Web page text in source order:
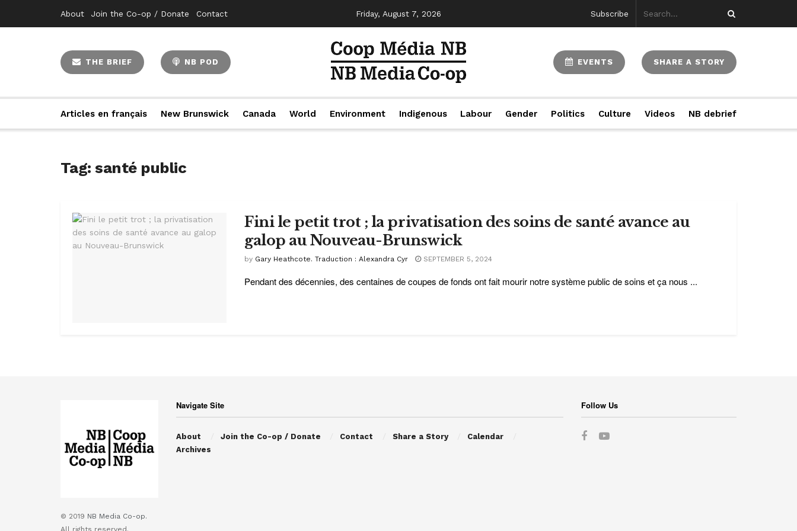
About Join the Co-op / Donate Contact Friday, August 7, 2026 Subscribe
THE BRIEF NB POD EVENTS SHARE A STORY
Articles en français New Brunswick Canada World Environment Indigenous Labour Gender Politics Culture Videos NB debrief
Tag:santé public
Fini le petit trot ; la privatisation des soins de santé avance au
galop au Nouveau-Brunswick
by Gary Heathcote. Traduction : Alexandra Cyr SEPTEMBER 5, 2024
Pendant des décennies, des centaines de coupes de fonds ont fait mourir notre système public de soins et ça nous ...
© 2019 NB Media Co-op.
All rights reserved.
Navigate Site
About Join the Co-op / Donate Contact Share a Story
Calendar
Archives
Follow Us